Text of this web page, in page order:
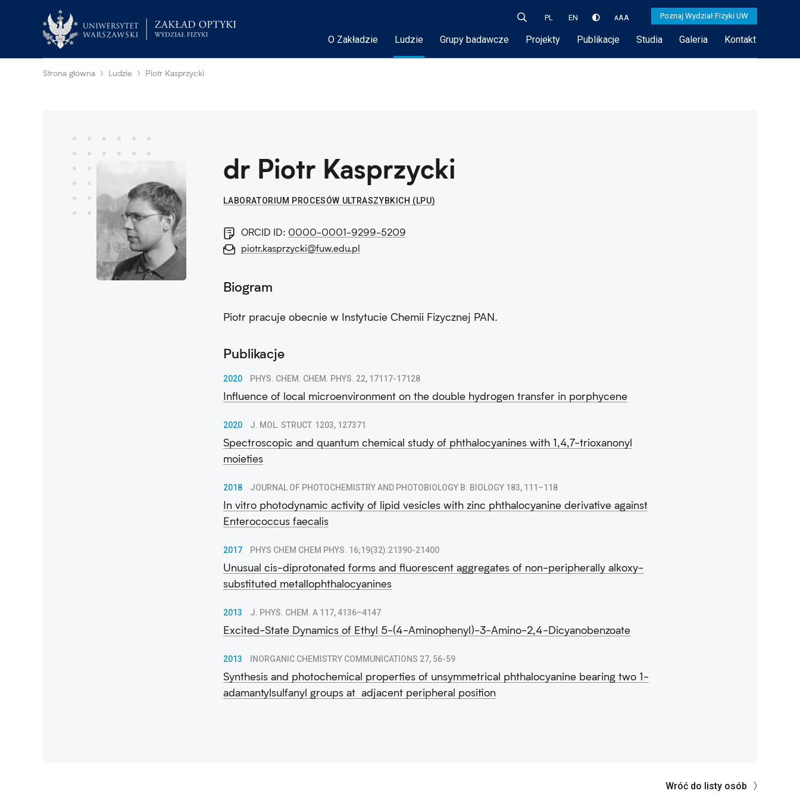
PL EN AAA Poznaj Wydział Fizyki UW
O Zakładzie Ludzie Grupy badawcze Projekty Publikacje Studia Galeria Kontakt
Strona główna Ludzie Piotr Kasprzycki
dr Piotr Kasprzycki
LABORATORIUM PROCESÓW ULTRASZYBKICH (LPU)
ORCID ID: 0000-0001-9299-5209
piotr.kasprzycki@fuw.edu.pl
Biogram
Piotr pracuje obecnie w Instytucie Chemii Fizycznej PAN.
Publikacje
2020 PHYS. CHEM. CHEM. PHYS. 22, 17117-17128
Influence of local microenvironment on the double hydrogen transfer in porphycene
2020 J. MOL. STRUCT. 1203, 127371
Spectroscopic and quantum chemical study of phthalocyanines with 1,4,7-trioxanonyl
moieties
2018 JOURNAL OF PHOTOCHEMISTRY AND PHOTOBIOLOGY B: BIOLOGY 183, 111–118
In vitro photodynamic activity of lipid vesicles with zinc phthalocyanine derivative against
Enterococcus faecalis
2017 PHYS CHEM CHEM PHYS. 16;19(32):21390-21400
Unusual cis-diprotonated forms and fluorescent aggregates of non-peripherally alkoxy-
substituted metallophthalocyanines
2013 J. PHYS. CHEM. A 117, 4136–4147
Excited-State Dynamics of Ethyl 5-(4-Aminophenyl)-3-Amino-2,4-Dicyanobenzoate
2013 INORGANIC CHEMISTRY COMMUNICATIONS 27, 56-59
Synthesis and photochemical properties of unsymmetrical phthalocyanine bearing two 1-
adamantylsulfanyl groups at adjacent peripheral position
Wróć do listy osób